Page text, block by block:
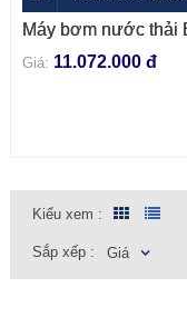
Máy bơm nước thải
Giá: 11.072.000 đ
Kiểu xem :
Sắp xếp : Giá